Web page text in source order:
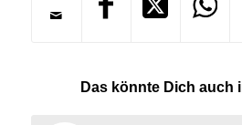
Das könnte Dich auch